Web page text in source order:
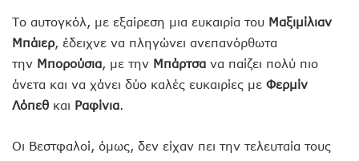
Το αυτογκόλ, με εξαίρεση μια ευκαιρία του Μαξιμίλιαν
Μπάιερ, έδειχνε να πληγώνει ανεπανόρθωτα
την Μπορούσια, με την Μπάρτσα να παίζει πολύ πιο
άνετα και να χάνει δύο καλές ευκαιρίες με Φερμίν
Λόπεθ και Ραφίνια.
Οι Βεστφαλοί, όμως, δεν είχαν πει την τελευταία τους